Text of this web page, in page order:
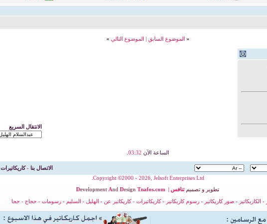
« الموضوع السابق | الموضوع التالي »
الانتقال السريع
الساعة الآن 03:32
الاتصال بنا -كاريكاتيرات
Copyright ©2000 - 2026, Jelsoft Enterprises Ltd.
Development And Design Tnafos.com | تطوير و تصميم تنافس
- الكاريكاتير -صور كاريكاتير - رسوم كاريكاتير -كاريكاتيرات -كاريكاتير عن - الهليل - السليم -رسومات - حجاج - جحا